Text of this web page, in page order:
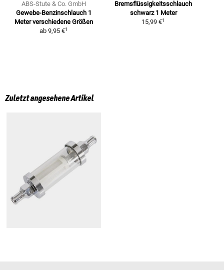
ABS-Stute & Co. GmbH
Gewebe-Benzinschlauch 1
Meter verschiedene Größen
ab 9,95 €1
Bremsflüssigkeitsschlauch
schwarz 1 Meter
15,99 €1
Zuletzt angesehene Artikel